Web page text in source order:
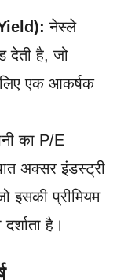
नेस्ले
देती है, जो
एक आकर्षक
का P/E
अक्सर इंडस्ट्री
प्रीमियम
है।